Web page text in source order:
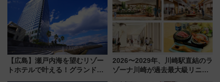
事業の全貌
ショジオも認める『2026年に訪
れるべき世界の旅先』
【広島】瀬戸内海を望むリゾー
トホテルで叶える！グランドプ
2026〜2029年、川崎駅直結のラ
ゾーナ川崎が過去最大級リニュ